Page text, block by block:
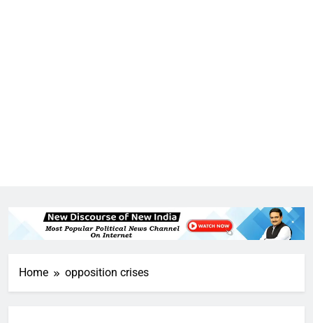
Home opposition crises